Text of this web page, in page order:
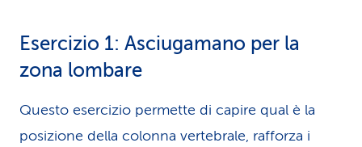
Esercizio 1: Asciugamano per la
zona lombare
Questo esercizio permette di capire qual è la
posizione della colonna vertebrale, rafforza i